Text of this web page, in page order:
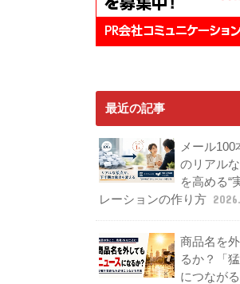
最近の記事
メール100
のリアル
を高める“
レーションの作り方
商品名を
るか？「
につなが